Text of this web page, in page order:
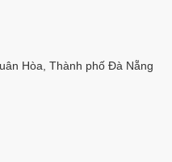
Hòa, Thành phố Đà Nẵng